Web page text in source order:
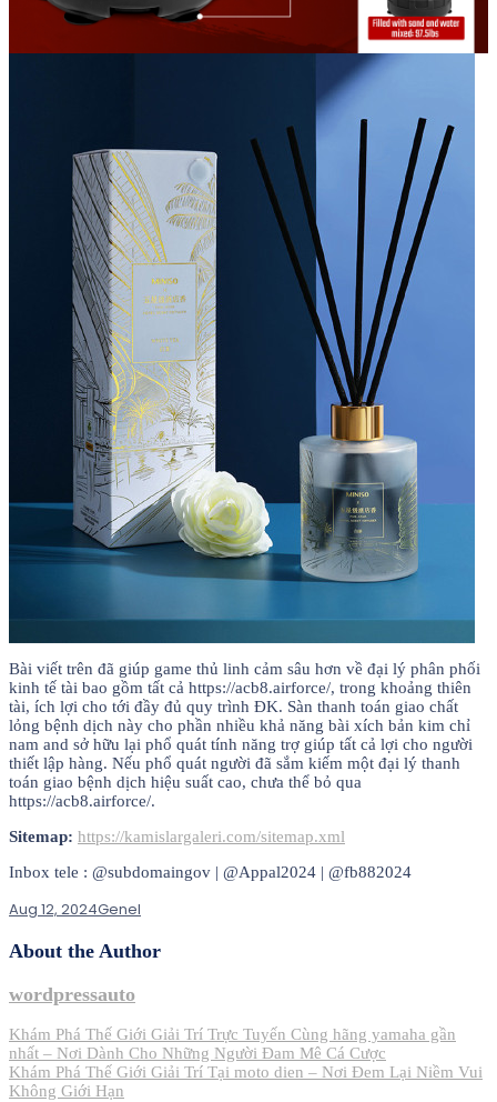
Bài viết trên đã giúp game thủ linh cảm sâu hơn về đại lý phân phối
kinh tế tài bao gồm tất cả https://acb8.airforce/, trong khoảng thiên
tài, ích lợi cho tới đầy đủ quy trình ĐK. Sàn thanh toán giao chất
lỏng bệnh dịch này cho phần nhiều khả năng bài xích bản kim chỉ
nam and sở hữu lại phổ quát tính năng trợ giúp tất cả lợi cho người
thiết lập hàng. Nếu phổ quát người đã sắm kiếm một đại lý thanh
toán giao bệnh dịch hiệu suất cao, chưa thể bỏ qua
https://acb8.airforce/.
Sitemap: https://kamislargaleri.com/sitemap.xml
Inbox tele : @subdomaingov | @Appal2024 | @fb882024
Aug 12, 2024Genel
About the Author
wordpressauto
Post
navigation
Khám Phá Thế Giới Giải Trí Trực Tuyến Cùng hãng yamaha gần
nhất – Nơi Dành Cho Những Người Đam Mê Cá Cược
Khám Phá Thế Giới Giải Trí Tại moto dien – Nơi Đem Lại Niềm Vui
Không Giới Hạn